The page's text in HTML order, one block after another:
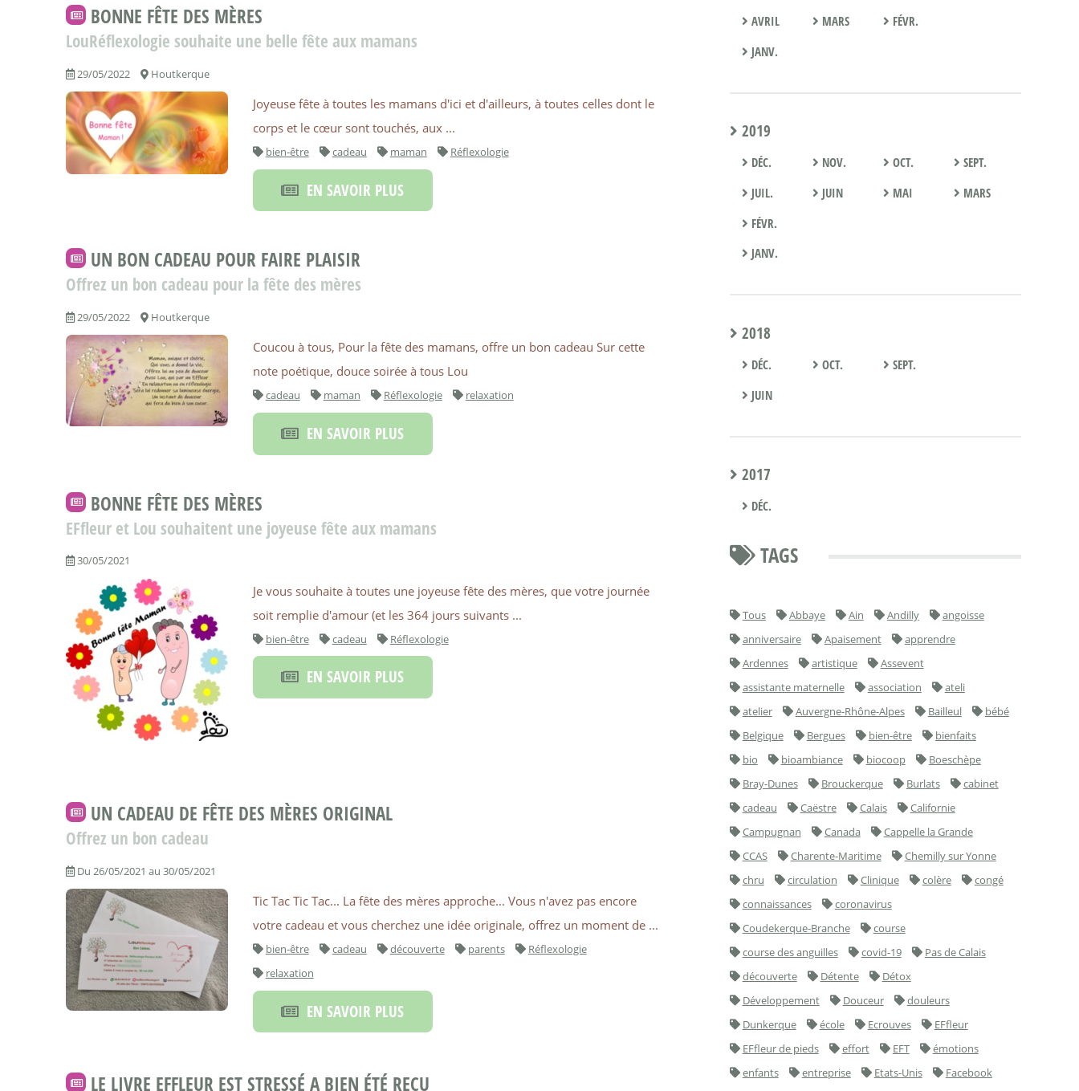
BONNE FÊTE DES MÈRES
LouRéflexologie souhaite une belle fête aux mamans
29/05/2022 Houtkerque
Joyeuse fête à toutes les mamans d'ici et d'ailleurs, à toutes celles dont le
corps et le cœur sont touchés, aux ...
bien-être cadeau maman Réflexologie
EN SAVOIR PLUS
UN BON CADEAU POUR FAIRE PLAISIR
Offrez un bon cadeau pour la fête des mères
29/05/2022 Houtkerque
Coucou à tous, Pour la fête des mamans, offre un bon cadeau Sur cette
note poétique, douce soirée à tous Lou
cadeau maman Réflexologie relaxation
EN SAVOIR PLUS
BONNE FÊTE DES MÈRES
EFfleur et Lou souhaitent une joyeuse fête aux mamans
30/05/2021
Je vous souhaite à toutes une joyeuse fête des mères, que votre journée
soit remplie d'amour (et les 364 jours suivants ...
bien-être cadeau Réflexologie
EN SAVOIR PLUS
UN CADEAU DE FÊTE DES MÈRES ORIGINAL
Offrez un bon cadeau
Du 26/05/2021 au 30/05/2021
Tic Tac Tic Tac... La fête des mères approche... Vous n'avez pas encore
votre cadeau et vous cherchez une idée originale, offrez un moment de ...
bien-être cadeau découverte parents
Réflexologie
relaxation
EN SAVOIR PLUS
LE LIVRE EFFLEUR EST STRESSÉ A BIEN ÉTÉ REÇU
AVRIL
MARS
FÉVR.
JANV.
2019
DÉC. NOV. OCT.
SEPT.
JUIL.
JUIN MAI
MARS
FÉVR.
JANV.
2018
DÉC. OCT.
SEPT.
JUIN
2017
DÉC.
TAGS
Tous Abbaye Ain Andilly
angoisse
anniversaire
Apaisement
apprendre
Ardennes
artistique
Assevent
assistante maternelle
association
ateli
atelier
Auvergne-Rhône-Alpes Bailleul
bébé
Belgique
Bergues bien-être
bienfaits
bio
bioambiance biocoop
Boeschèpe
Bray-Dunes
Brouckerque Burlats
cabinet
cadeau
Caëstre Calais
Californie
Campugnan
Canada
Cappelle la Grande
CCAS
Charente-Maritime
Chemilly sur Yonne
chru
circulation Clinique colère
congé
connaissances
coronavirus
Coudekerque-Branche
course
course des anguilles
covid-19
Pas de Calais
découverte
Détente
Détox
Développement
Douceur
douleurs
Dunkerque
école Ecrouves
EFfleur
EFfleur de pieds
effort EFT
émotions
enfants
entreprise Etats-Unis
Facebook